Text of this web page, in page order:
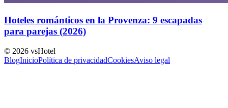
Hoteles románticos en la Provenza: 9 escapadas
para parejas (2026)
© 2026 vsHotel
BlogInicioPolítica de privacidadCookiesAviso legal